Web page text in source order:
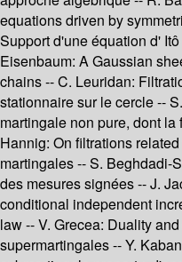
equations driven by
Support d'une équation d'
Eisenbaum: A Gaussian
chains -- C. Leuridan:
stationnaire sur le cercle --
martingale non pure, dont
Hannig: On filtrations
martingales -- S. Beghdadi-
des mesures signées -- J.
conditional independent
law -- V. Grecea: Duality
supermartingales -- Y.